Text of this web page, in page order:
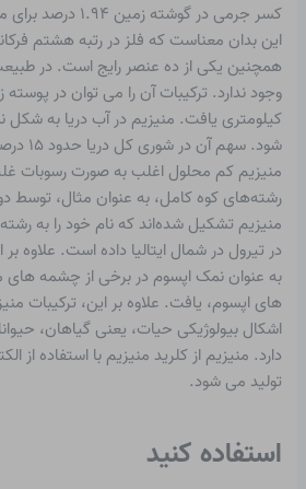
کسر جرمی در گوشته
این بدان معناست که فلز در رتبه هشتم
همچنین یکی از ده عنصر رایج است. در
کیلومتری یافت. منیزیم در آب دریا به
شود.
منیزیم کم محلول اغلب به صورت رسوبات
رشته‌های کوه کامل، به عنوان مثال، توسط
منیزیم تشکیل شده‌اند که نام خود را به
در تیرول در شمال ایتالیا داده است. علاوه
به عنوان نمک اپسوم در برخی از چشمه های
های اپسوم، یافت. علاوه بر این، ترکیبات
اشکال بیولوژیکی حیات، یعنی گیاهان،
دارد. منیزیم از کلرید منیزیم با استفاده از
تولید می شود.
استفاده کنید